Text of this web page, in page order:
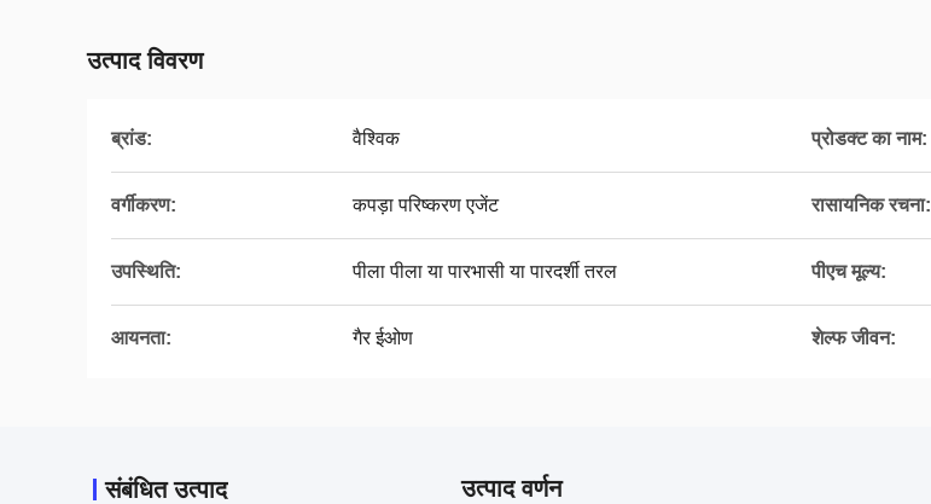
उत्पाद विवरण
ब्रांड: वैश्विक प्रोडक्ट का नाम:
वर्गीकरण: कपड़ा परिष्करण एजेंट रासायनिक रचना:
उपस्थिति: पीला पीला या पारभासी या पारदर्शी तरल पीएच मूल्य:
आयनता: गैर ईओण शेल्फ जीवन:
संबंधित उत्पाद उत्पाद वर्णन